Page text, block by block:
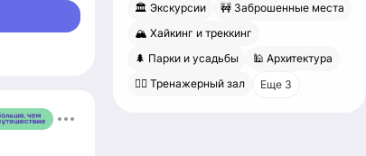
🏛 Экскурсии
🚧 Заброшенные места
🏔 Хайкинг и треккинг
🌲 Парки и усадьбы
🕌 Архитектура
🏋️‍♂️ Тренажерный зал
Еще 3